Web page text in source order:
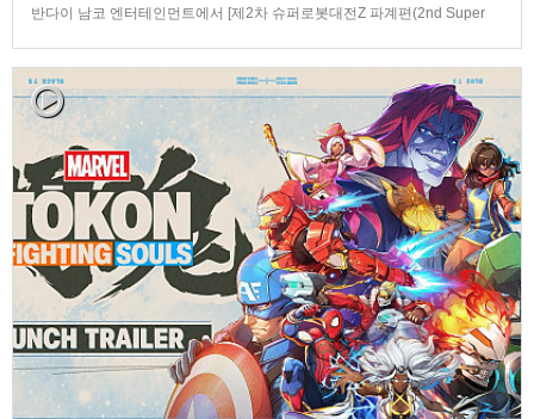
반다이 남코 엔터테인먼트에서 [제2차 슈퍼로봇대전Z 파계편(2nd Super
판[제2차 슈퍼로봇대전Z 파계편]은 2011년 PSP로 발매되었으며, 2012년
에 발매되었던 [제2…